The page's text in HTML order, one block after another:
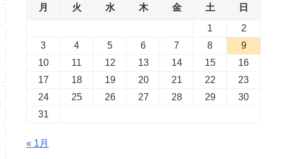
月 火 水 木 金 土 日
1
2
3
4 5 6 7 8
9
10
11 12 13 14 15
16
17
18 19 20 21 22
23
24
25 26 27 28 29
30
31
« 1月